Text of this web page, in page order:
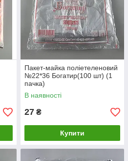
Пакет-майка поліетеленовий
№22*36 Богатир(100 шт) (1
пачка)
В наявності
27 ₴
Купити